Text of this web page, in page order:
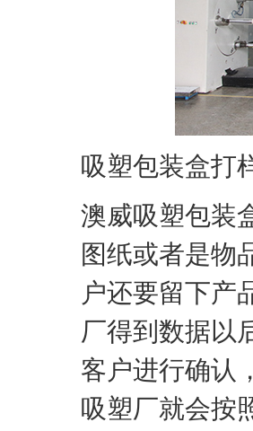
吸塑包装盒打
澳威吸塑包装
图纸或者是物
户还要留下产
厂得到数据以
客户进行确认
吸塑厂就会按